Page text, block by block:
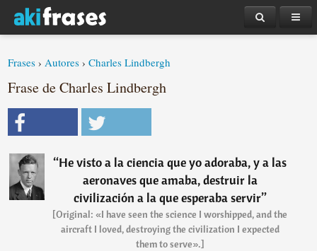
Frases ›Autores ›Charles Lindbergh
Frase de Charles Lindbergh
“He visto a la ciencia que yo adoraba, y a las
aeronaves que amaba, destruir la
civilización a la que esperaba servir”
[Original: «I have seen the science I worshipped, and the
aircraft I loved, destroying the civilization I expected
them to serve».]